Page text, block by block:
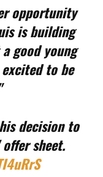
opportunity
is building
good young
to be
decision to
sheet.